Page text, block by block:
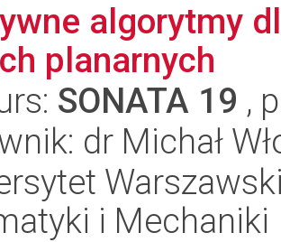
algorytmy
planarnych
SONATA 19 ,
dr Michał
i Mechaniki